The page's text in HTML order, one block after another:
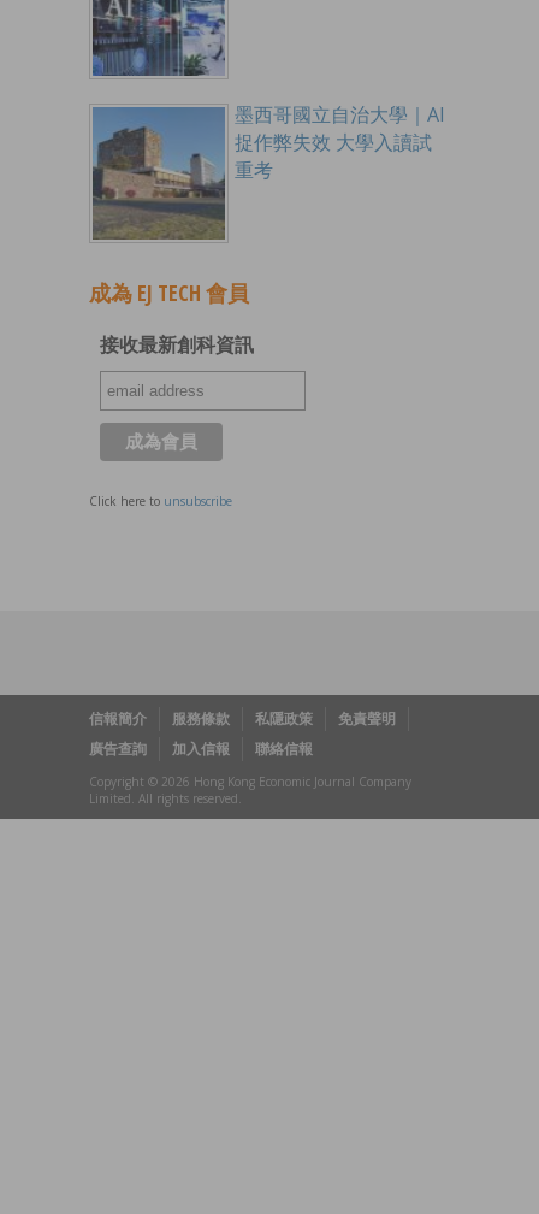
墨西哥國立自治大學｜AI
捉作弊失效 大學入讀試
重考
成為 EJ TECH 會員
接收最新創科資訊
Click here to unsubscribe
信報簡介 服務條款 私隱政策
免責聲明
廣告查詢
加入信報 聯絡信報
Copyright © 2026 Hong Kong Economic Journal Company
Limited. All rights reserved.